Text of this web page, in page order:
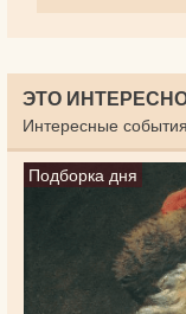
ЭТО
Интересные
Подборка дня